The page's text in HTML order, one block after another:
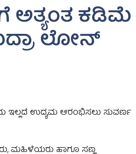
ಅತ್ಯಂತ ಕಡಿಮೆ
ಲೋನ್
ಇಲ್ಲದೆ ಉದ್ಯಮ ಆರಂಭಿಸಲು ಸುವರ್ಣ
ಮಹಿಳೆಯರು ಹಾಗೂ ಸಣ್ಣ